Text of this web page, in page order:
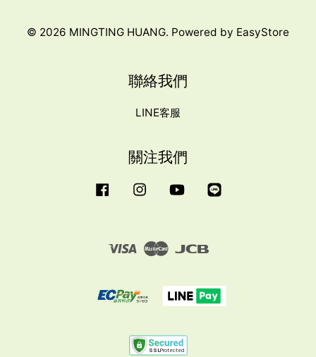
© 2026 MINGTING HUANG. Powered by EasyStore
聯絡我們
LINE客服
關注我們
FacebookInstagramYouTube
Visa Master